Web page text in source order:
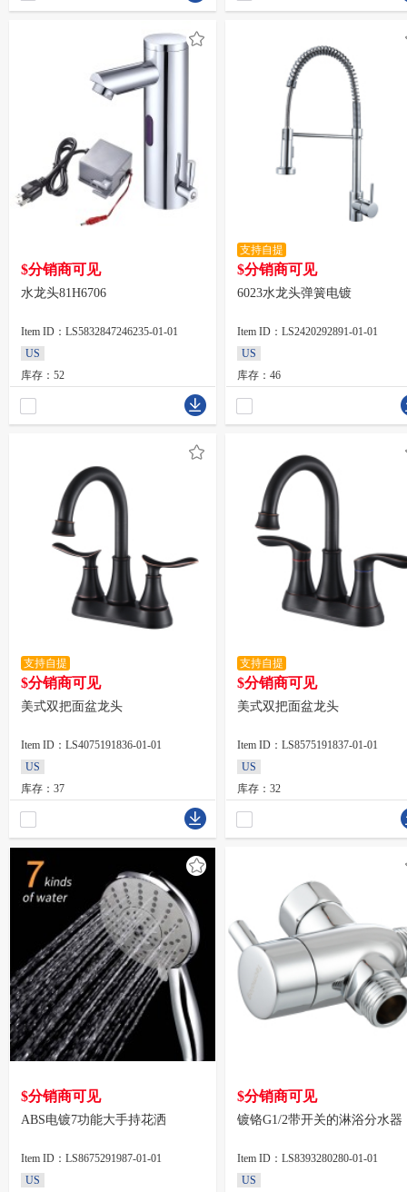
$分销商可见
水龙头81H6706
Item ID：LS5832847246235-01-01
US
库存：52
支持自提
$分销商可见
6023水龙头弹簧电镀
Item ID：LS2420292891-01-01
US
库存：46
支持自提
$分销商可见
美式双把面盆龙头
Item ID：LS4075191836-01-01
US
库存：37
支持自提
$分销商可见
美式双把面盆龙头
Item ID：LS8575191837-01-01
US
库存：32
$分销商可见
ABS电镀7功能大手持花洒
Item ID：LS8675291987-01-01
US
$分销商可见
镀铬G1/2带开关的淋浴分水器
Item ID：LS8393280280-01-01
US